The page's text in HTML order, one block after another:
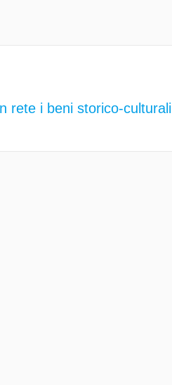
rete i beni storico-culturali